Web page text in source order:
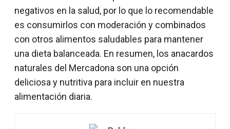
negativos en la salud, por lo que lo recomendable
es consumirlos con moderación y combinados
con otros alimentos saludables para mantener
una dieta balanceada. En resumen, los anacardos
naturales del Mercadona son una opción
deliciosa y nutritiva para incluir en nuestra
alimentación diaria.